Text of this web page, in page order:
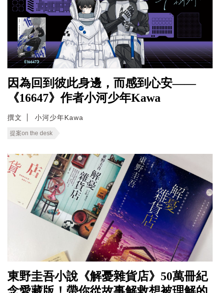
因為回到彼此身邊，而感到心安——
《16647》作者小河少年Kawa
撰文 小河少年Kawa
提案on the desk
東野圭吾小說《解憂雜貨店》50萬冊紀